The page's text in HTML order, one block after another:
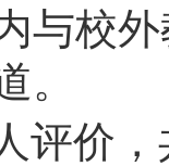
与校
。
评价